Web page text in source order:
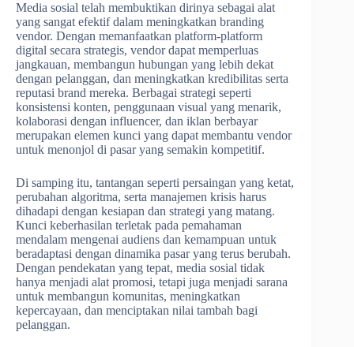
Media sosial telah membuktikan dirinya sebagai alat
yang sangat efektif dalam meningkatkan branding
vendor. Dengan memanfaatkan platform-platform
digital secara strategis, vendor dapat memperluas
jangkauan, membangun hubungan yang lebih dekat
dengan pelanggan, dan meningkatkan kredibilitas serta
reputasi brand mereka. Berbagai strategi seperti
konsistensi konten, penggunaan visual yang menarik,
kolaborasi dengan influencer, dan iklan berbayar
merupakan elemen kunci yang dapat membantu vendor
untuk menonjol di pasar yang semakin kompetitif.
Di samping itu, tantangan seperti persaingan yang ketat,
perubahan algoritma, serta manajemen krisis harus
dihadapi dengan kesiapan dan strategi yang matang.
Kunci keberhasilan terletak pada pemahaman
mendalam mengenai audiens dan kemampuan untuk
beradaptasi dengan dinamika pasar yang terus berubah.
Dengan pendekatan yang tepat, media sosial tidak
hanya menjadi alat promosi, tetapi juga menjadi sarana
untuk membangun komunitas, meningkatkan
kepercayaan, dan menciptakan nilai tambah bagi
pelanggan.